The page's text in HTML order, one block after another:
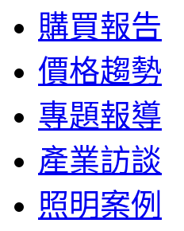
購買報告
價格趨勢
專題報導
產業訪談
照明案例